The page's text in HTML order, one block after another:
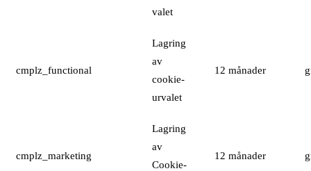
valet
cmplz_functional
Lagring
av
cookie-
urvalet
12 månader
cmplz_marketing
Lagring
av
Cookie-
12 månader